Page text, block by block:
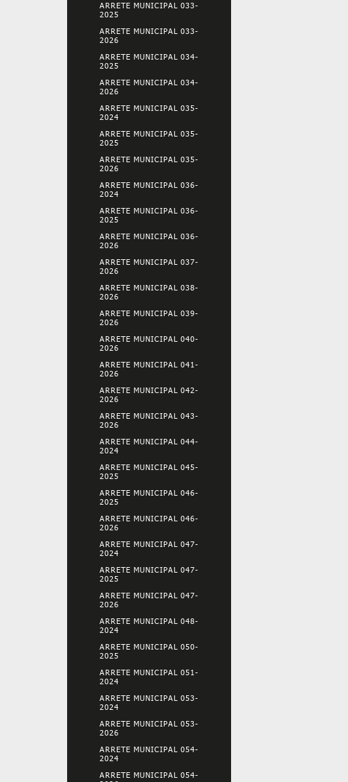
ARRETE MUNICIPAL 033-
2025
ARRETE MUNICIPAL 033-
2026
ARRETE MUNICIPAL 034-
2025
ARRETE MUNICIPAL 034-
2026
ARRETE MUNICIPAL 035-
2024
ARRETE MUNICIPAL 035-
2025
ARRETE MUNICIPAL 035-
2026
ARRETE MUNICIPAL 036-
2024
ARRETE MUNICIPAL 036-
2025
ARRETE MUNICIPAL 036-
2026
ARRETE MUNICIPAL 037-
2026
ARRETE MUNICIPAL 038-
2026
ARRETE MUNICIPAL 039-
2026
ARRETE MUNICIPAL 040-
2026
ARRETE MUNICIPAL 041-
2026
ARRETE MUNICIPAL 042-
2026
ARRETE MUNICIPAL 043-
2026
ARRETE MUNICIPAL 044-
2024
ARRETE MUNICIPAL 045-
2025
ARRETE MUNICIPAL 046-
2025
ARRETE MUNICIPAL 046-
2026
ARRETE MUNICIPAL 047-
2024
ARRETE MUNICIPAL 047-
2025
ARRETE MUNICIPAL 047-
2026
ARRETE MUNICIPAL 048-
2024
ARRETE MUNICIPAL 050-
2025
ARRETE MUNICIPAL 051-
2024
ARRETE MUNICIPAL 053-
2024
ARRETE MUNICIPAL 053-
2026
ARRETE MUNICIPAL 054-
2024
ARRETE MUNICIPAL 054-